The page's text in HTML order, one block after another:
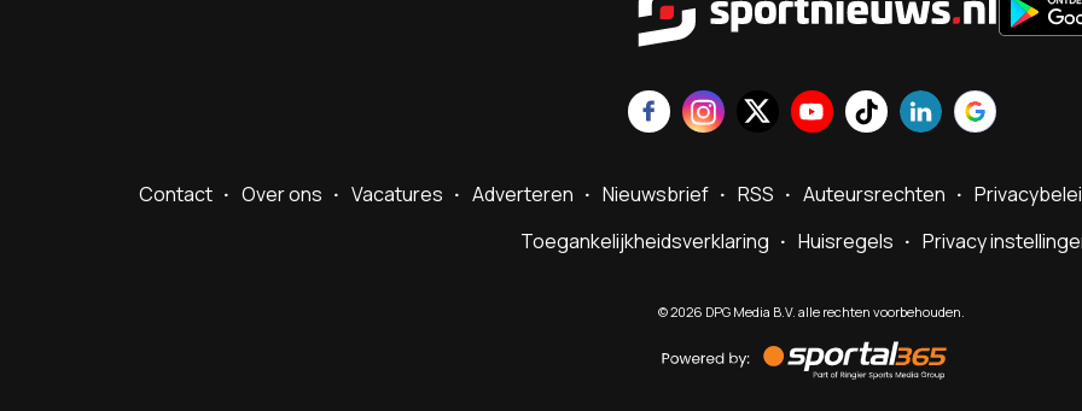
Contact Over ons Vacatures Adverteren Nieuwsbrief RSS Auteursrechten
Toegankelijkheidsverklaring
Huisregels Privacy
©2026 DPG Media B.V. alle rechten voorbehouden.
by
Sportal365